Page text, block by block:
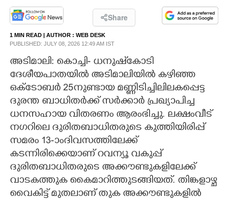
LIFESTYLE
SPIRITUAL
INFO+
ASTRO
Share
1 MIN READ | AUTHOR : WEB DESK
PUBLISHED: JULY 08, 2026 12:49 AM IST
അടിമാലി: കൊച്ചി- ധനുഷ്കോടി
ദേശീയപാതയിൽ അടിമാലിയിൽ കഴിഞ്ഞ
ഒക്ടോബ‌ർ 25നുണ്ടായ മണ്ണിടിച്ചിലിലകപ്പെട്ട
ദുരന്ത ബാധിതർക്ക് സർക്കാ‌‌ർ പ്രഖ്യാപിച്ച
ധനസഹായ വിതരണം ആരംഭിച്ചു. ലക്ഷംവീട്
നഗറിലെ ദുരിതബാധിതരുടെ കുത്തിയിരിപ്പ്
സമരം 13-ാംദിവസത്തിലേക്ക്
കടന്നിരിക്കെയാണ് റവന്യൂ വകുപ്പ്
ദുരിതബാധിതരുടെ അക്കൗണ്ടുകളിലേക്ക്
വാടകത്തുക കൈമാറിത്തുടങ്ങിയത്. തിങ്കളാഴ്ച
വൈകിട്ട് മുതലാണ് തുക അക്കൗണ്ടുകളിൽ